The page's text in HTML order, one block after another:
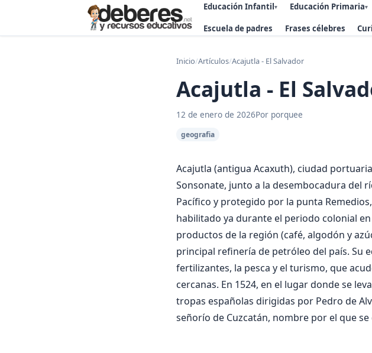
Educación Infantil▾ Educación Primaria▾
Escuela de padres Frases célebres
Inicio/Artículos/Acajutla - El Salvador
Acajutla - El
12 de enero de 2026Por porquee
geografia
Acajutla (antigua Acaxuth), ciudad
Sonsonate, junto a la desembocadura del
Pacífico y protegido por la punta
habilitado ya durante el periodo colonial
productos de la región (café, algodón y
principal refinería de petróleo del país. Su
fertilizantes, la pesca y el turismo, que
cercanas. En 1524, en el lugar donde se
tropas españolas dirigidas por Pedro de
señorío de Cuzcatán, nombre por el que se